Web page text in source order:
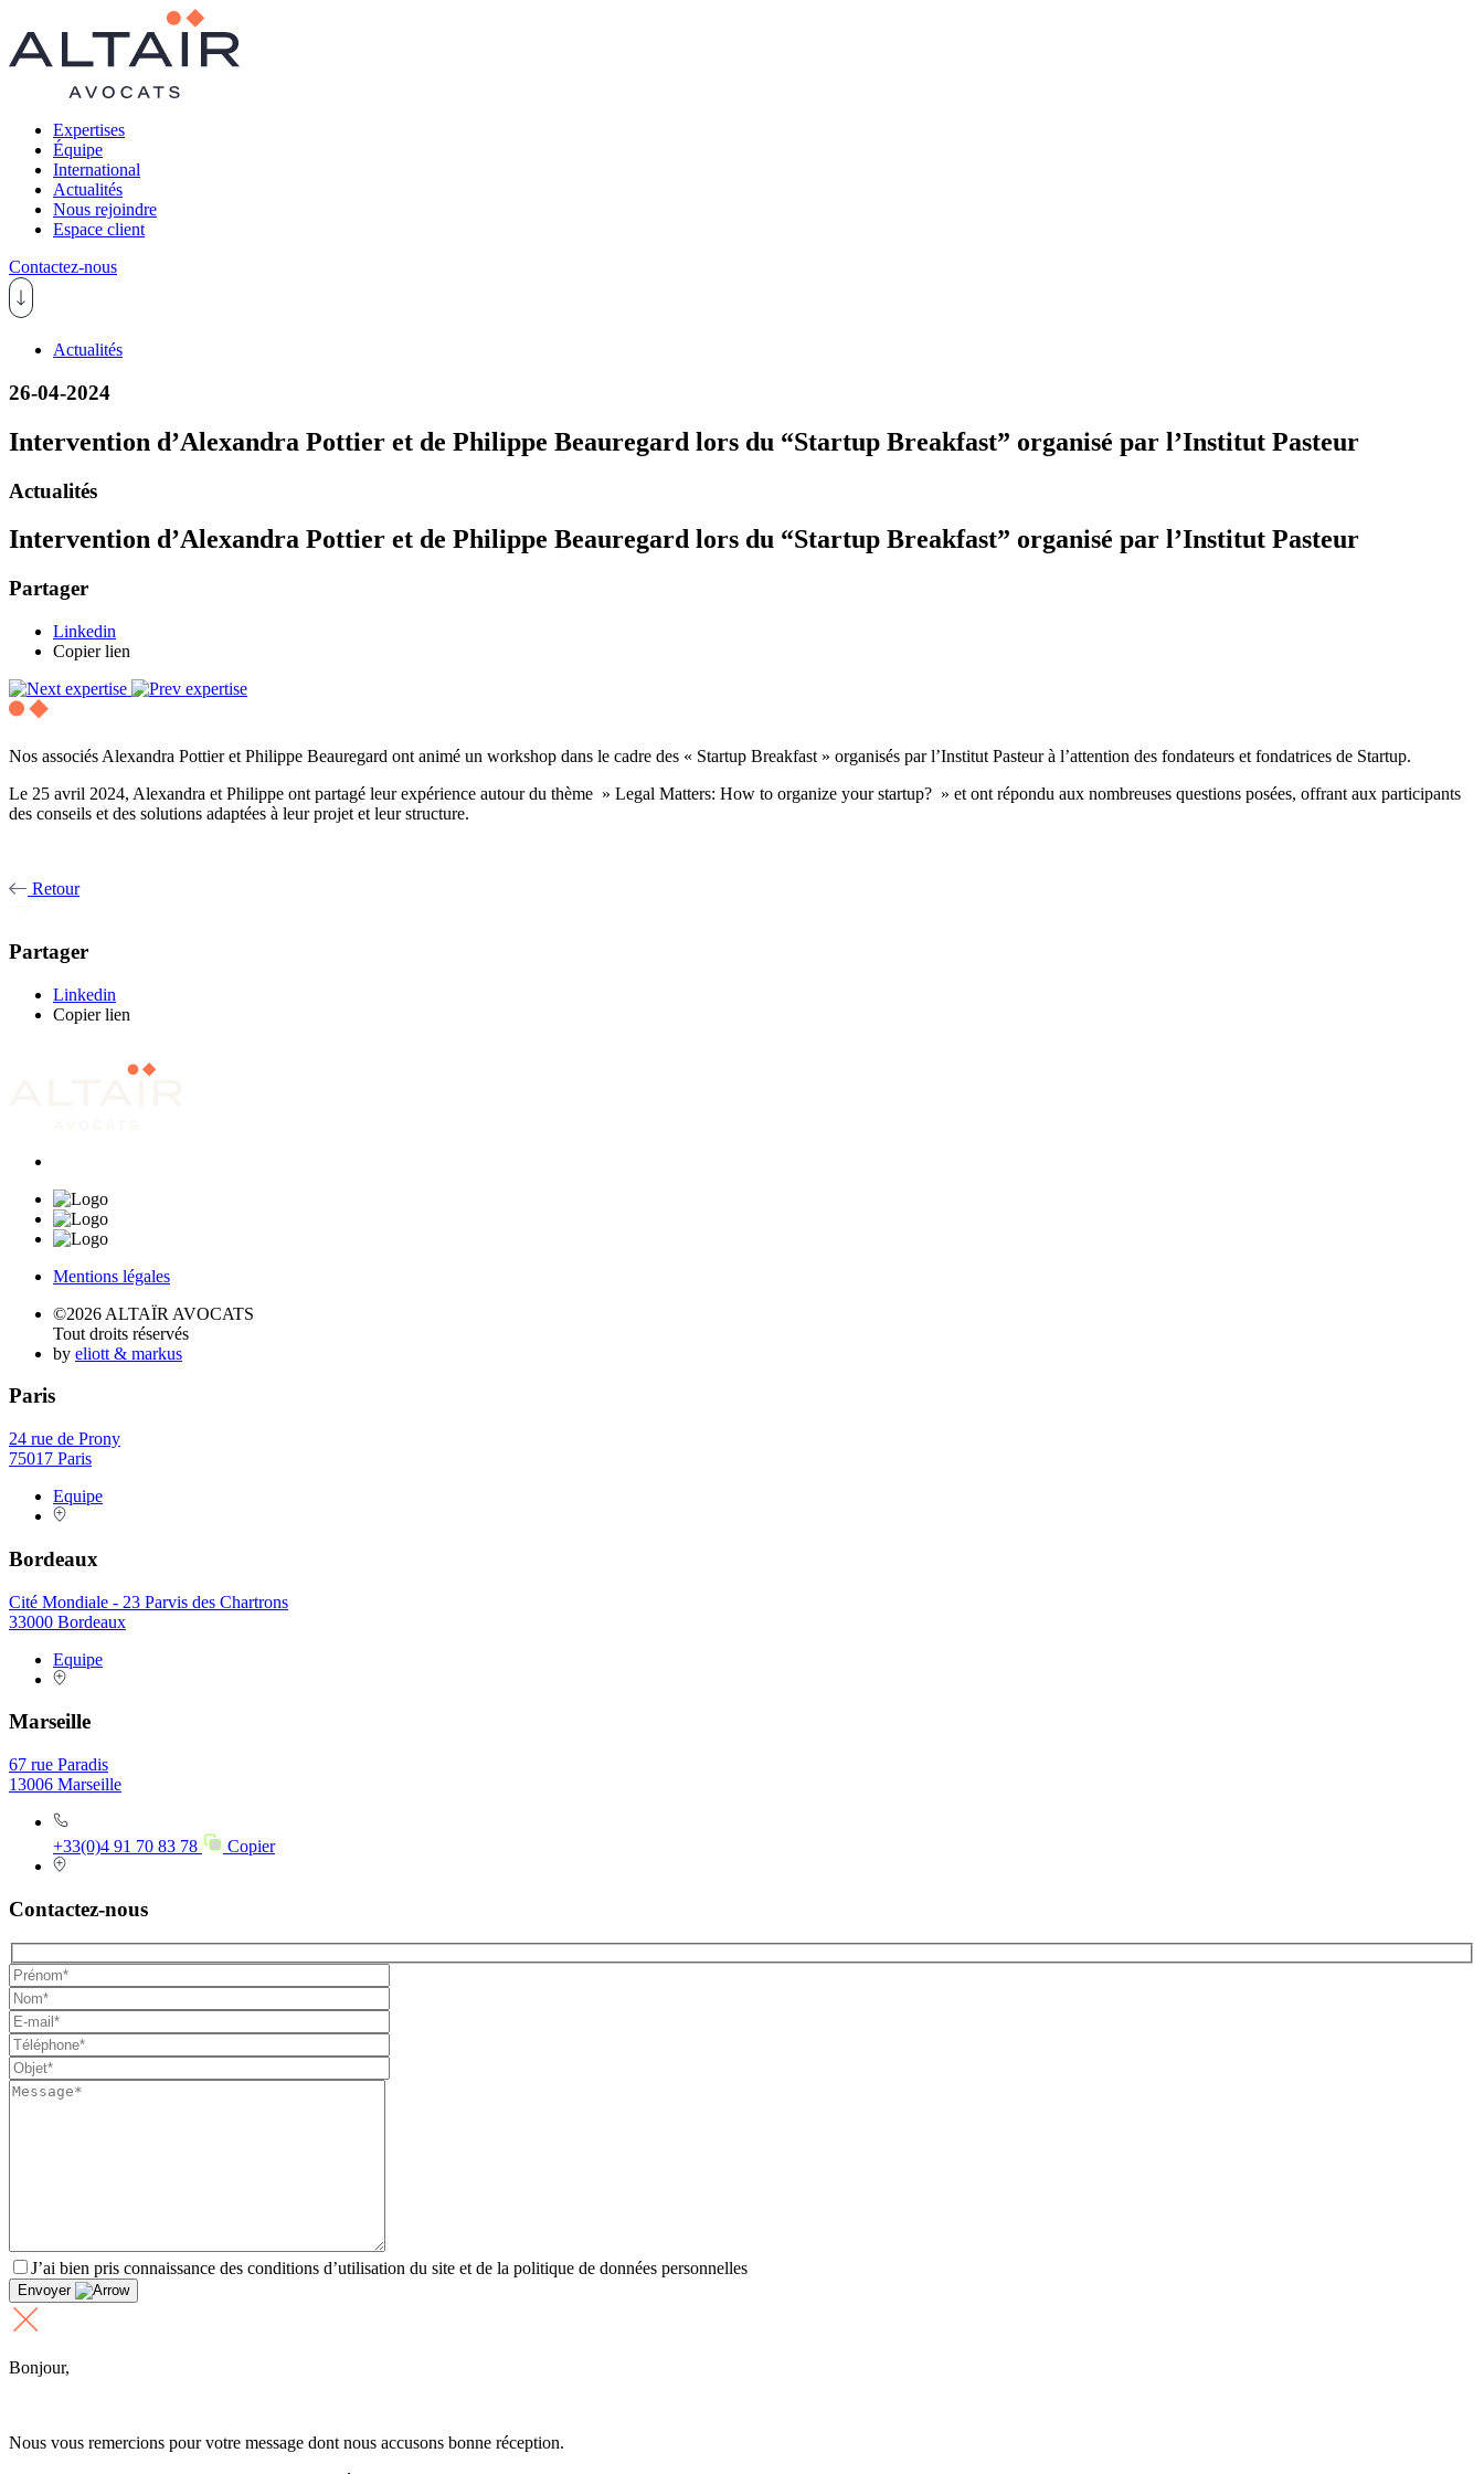
Expertises
Équipe
International
Actualités
Nous rejoindre
Espace client
Contactez-nous
Actualités
26-04-2024
Intervention d’Alexandra Pottier et de Philippe Beauregard lors du “Startup Breakfast” organisé par l’Institut Pasteur
Actualités
Intervention d’Alexandra Pottier et de Philippe Beauregard lors du “Startup Breakfast” organisé par l’Institut Pasteur
Partager
Linkedin
Copier lien
Nos associés Alexandra Pottier et Philippe Beauregard ont animé un workshop dans le cadre des « Startup Breakfast » organisés par l’Institut Pasteur à l’attention des fondateurs et fondatrices de Startup.
Le 25 avril 2024, Alexandra et Philippe ont partagé leur expérience autour du thème » Legal Matters: How to organize your startup? » et ont répondu aux nombreuses questions posées, offrant aux participants
des conseils et des solutions adaptées à leur projet et leur structure.
Retour
Partager
Linkedin
Copier lien
Mentions légales
©2026 ALTAÏR AVOCATS
Tout droits réservés
by eliott & markus
Paris
24 rue de Prony
75017 Paris
Equipe
Bordeaux
Cité Mondiale - 23 Parvis des Chartrons
33000 Bordeaux
Equipe
Marseille
67 rue Paradis
13006 Marseille
+33(0)4 91 70 83 78 Copier
Contactez-nous
J’ai bien pris connaissance des conditions d’utilisation du site et de la politique de données personnelles
Envoyer
Bonjour,
Nous vous remercions pour votre message dont nous accusons bonne réception.